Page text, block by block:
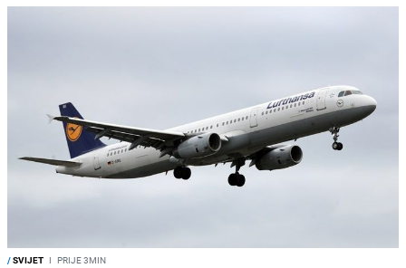
/SVIJET I PRIJE 3MIN